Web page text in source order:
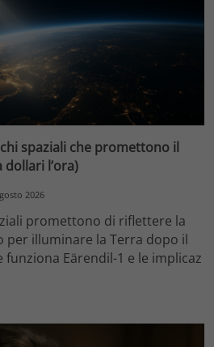
spaziali che promettono il
l’ora)
2026
promettono di riflettere la
per illuminare la Terra dopo il
Eärendil-1 e le implicaz